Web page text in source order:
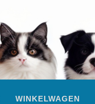
WINKELWAGEN